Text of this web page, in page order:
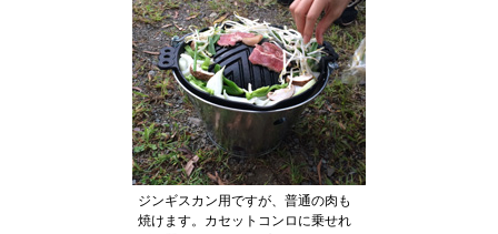
ジンギスカン用ですが、普通の肉も
焼けます。カセットコンロに乗せれ